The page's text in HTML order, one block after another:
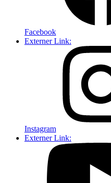
Facebook
Externer Link:
Instagram
Externer Link: